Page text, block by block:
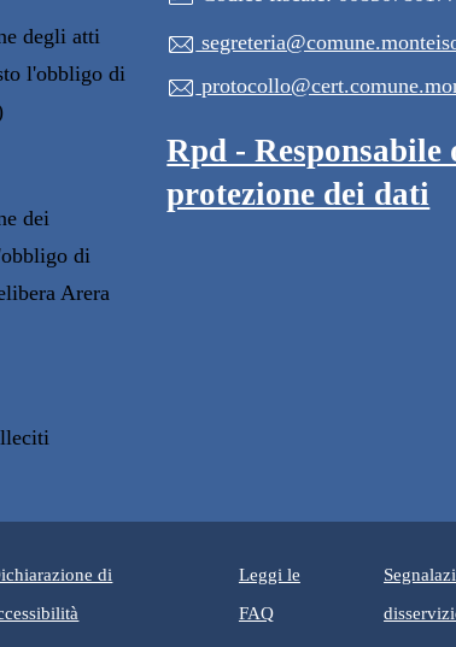
degli atti
l'obbligo di
dei
di
Arera
Rpd - Responsabile
protezione dei dati
di
(apre in un'altra scheda).
Leggi le
FAQ